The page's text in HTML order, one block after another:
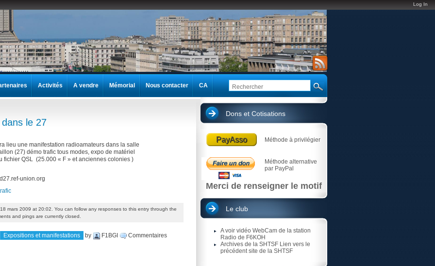
le 27
lieu une manifestation radioamateurs dans la salle
(27) démo trafic tous modes, expo de matériel
fichier QSL (25.000 « F » et anciennes colonies )
union.org
mars 2009 at 20:02. You can follow any responses to this entry through the
and pings are currently closed.
Expositions et manifestations by F1BGI
Commentaires
Dons et Cotisations
PayAsso Méthode à privilégier
Méthode alternative
par PayPal
Merci de renseigner le motif
Le club
A voir vidéo WebCam de la station
Radio de F6KOH
Archives de la SHTSF Lien vers le
précédent site de la SHTSF
Activités A vendre Mémorial Nous contacter CA
Log In